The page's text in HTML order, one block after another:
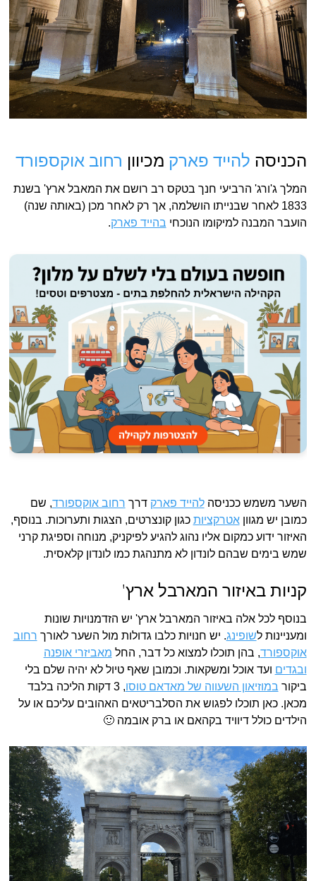
הכניסה להייד פארק מכיוון רחוב אוקספורד
המלך ג'ורג' הרביעי חנך בטקס רב רושם את המאבל ארץ' בשנת
1833 לאחר שבנייתו הושלמה, אך רק לאחר מכן (באותה שנה)
הועבר המבנה למיקומו הנוכחי בהייד פארק.
השער משמש ככניסהלהייד פארק דרך רחוב אוקספורד, שם
כמובן יש מגווןאטרקציות כגון קונצרטים, הצגות ותערוכות. בנוסף,
האיזור ידוע כמקום אליו נהוג להגיע לפיקניק, מנוחה וספיגת קרני
שמש בימים שבהם לונדון לא מתנהגת כמו לונדון קלאסית.
קניות באיזור המארבל ארץ'
בנוסף לכל אלה באיזור המארבל ארץ' יש הזדמנויות שונות
ומעניינות לשופינג. יש חנויות כלבו גדולות מול השער לאורך רחוב
אוקספורד, בהן תוכלו למצוא כל דבר, החל מאביזרי אופנה
ובגדים ועד אוכל ומשקאות. וכמובן שאף טיול לא יהיה שלם בלי
ביקור במוזיאון השעווה של מאדאם טוסו
, 3 דקות הליכה בלבד
מכאן. כאן תוכלו לפגוש את הסלבריטאים האהובים עליכם או על
הילדים כולל דיוויד בקהאם או ברק אובמה 🙂